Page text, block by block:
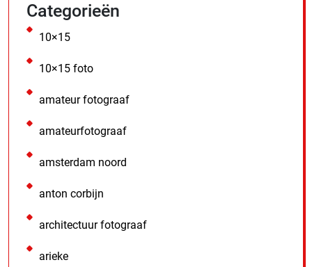
Categorieën
10×15
10×15 foto
amateur fotograaf
amateurfotograaf
amsterdam noord
anton corbijn
architectuur fotograaf
arieke